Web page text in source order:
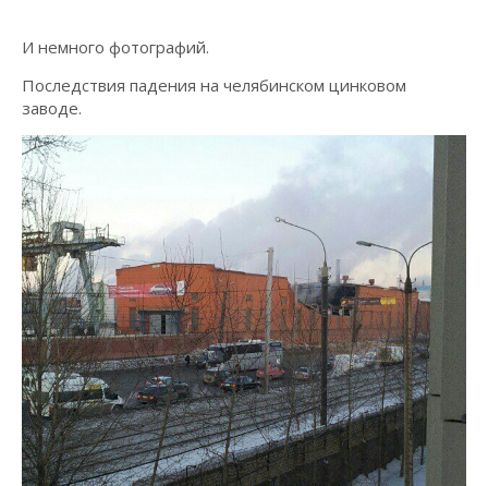
И немного фотографий.
Последствия падения на челябинском цинковом
заводе.